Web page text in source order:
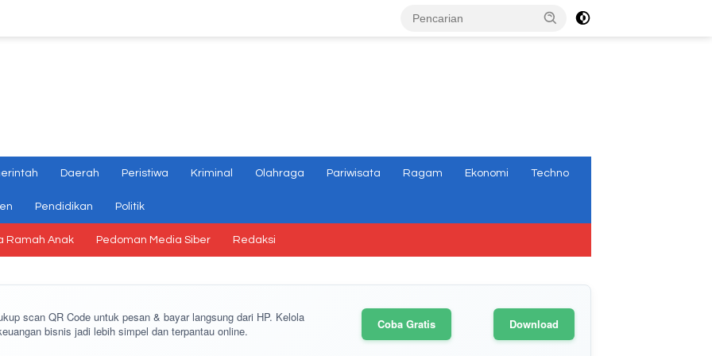
Daerah Peristiwa Kriminal Olahraga Pariwisata Ragam Ekonomi Techno
Pendidikan Politik
Ramah Anak Pedoman Media Siber Redaksi
scan QR Code untuk pesan & bayar langsung dari HP. Kelola
bisnis jadi lebih simpel dan terpantau online.
Coba Gratis Download